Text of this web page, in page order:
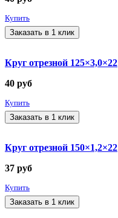
Купить
Заказать в 1 клик
Круг отрезной 125×3,0×22
40 руб
Купить
Заказать в 1 клик
Круг отрезной 150×1,2×22
37 руб
Купить
Заказать в 1 клик